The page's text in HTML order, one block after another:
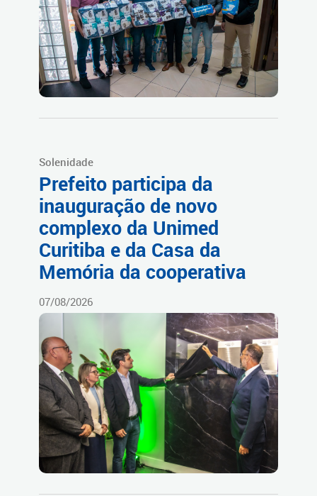
Solenidade
Prefeito participa da
inauguração de novo
complexo da Unimed
Curitiba e da Casa da
Memória da cooperativa
07/08/2026